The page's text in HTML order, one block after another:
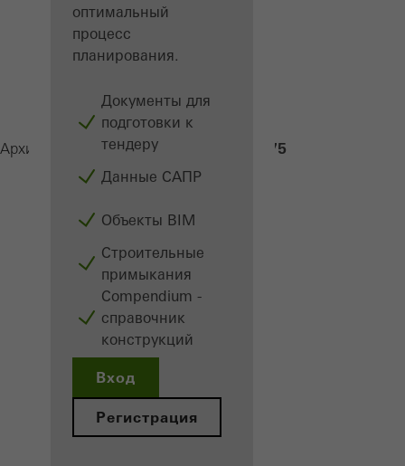
оптимальный
процесс
планирования.
Документы для
подготовки к
тендеру
Данные САПР
Объекты BIM
Строительные
примыкания
Сompendium -
справочник
конструкций
Вход
Регистрация
Архитекторам Продукция AD UP 75